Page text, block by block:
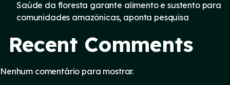
Saúde da floresta garante alimento e sustento para
comunidades amazônicas, aponta pesquisa
Recent Comments
Nenhum comentário para mostrar.